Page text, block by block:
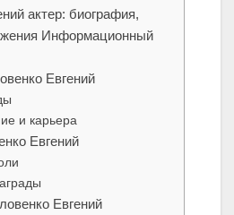
актер: биография,
Информационный
Евгений
и карьера
Евгений
Евгений